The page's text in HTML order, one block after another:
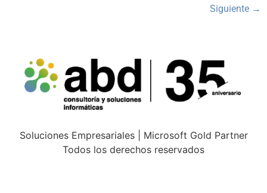
Siguiente →
Soluciones Empresariales | Microsoft Gold Partner
Todos los derechos reservados